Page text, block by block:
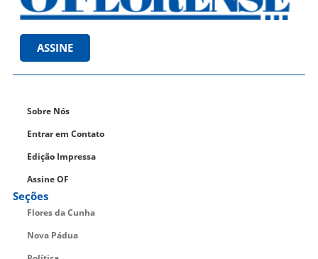
ASSINE
Sobre Nós
Entrar em Contato
Edição Impressa
Assine OF
Seções
Flores da Cunha
Nova Pádua